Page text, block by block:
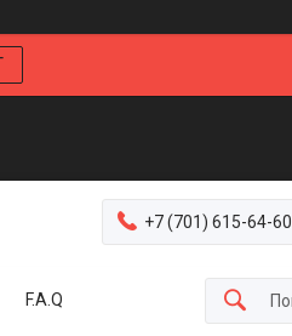
+7 (701) 615-64-60
F.A.Q